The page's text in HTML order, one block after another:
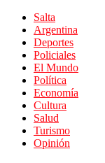
Salta
Argentina
Deportes
Policiales
El Mundo
Política
Economía
Cultura
Salud
Turismo
Opinión